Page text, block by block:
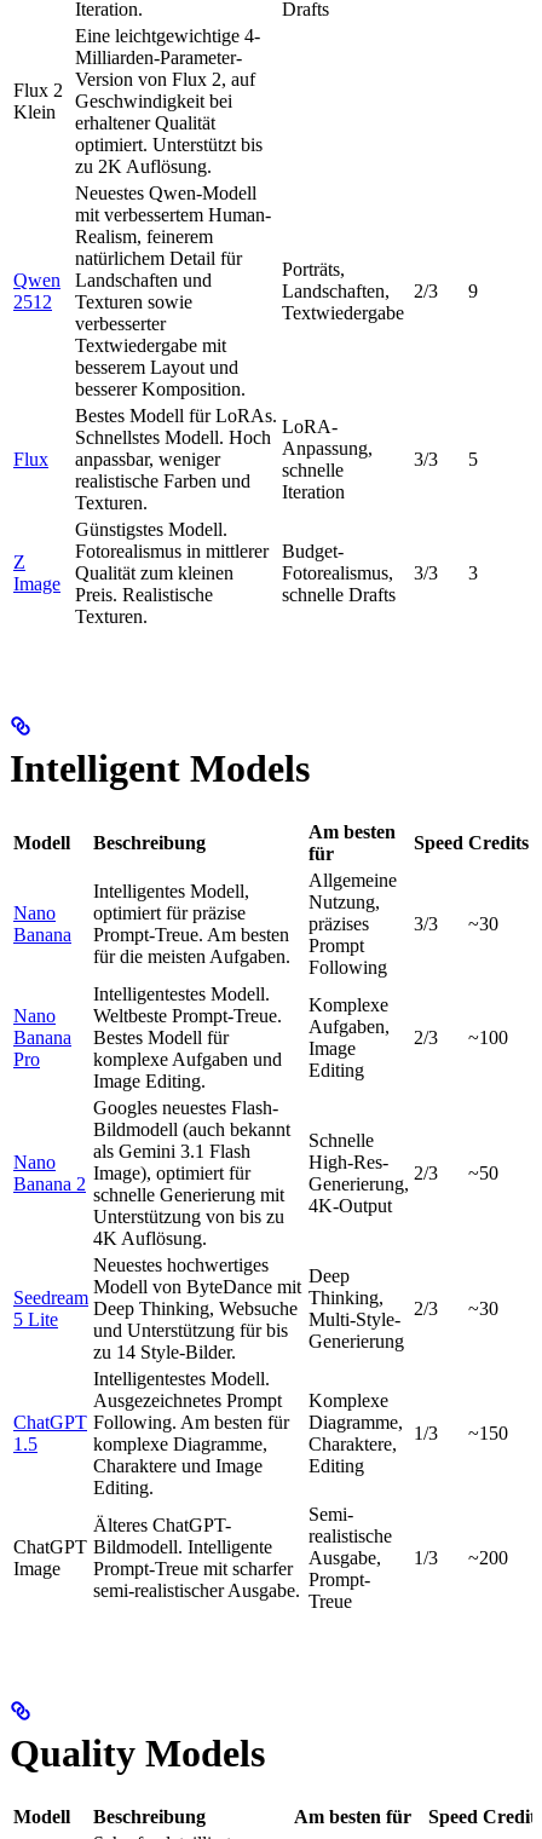
Iteration. Drafts
Flux 2
Klein
Eine leichtgewichtige 4-
Milliarden-Parameter-
Version von Flux 2, auf
Geschwindigkeit bei
erhaltener Qualität
optimiert. Unterstützt bis
zu 2K Auflösung.
Qwen
2512
Neuestes Qwen-Modell
mit verbessertem Human-
Realism, feinerem
natürlichem Detail für
Landschaften und
Texturen sowie
verbesserter
Textwiedergabe mit
besserem Layout und
besserer Komposition.
Porträts,
Landschaften,
Textwiedergabe
2/3 9
Flux
Bestes Modell für LoRAs.
Schnellstes Modell. Hoch
anpassbar, weniger
realistische Farben und
Texturen.
LoRA-
Anpassung,
schnelle
Iteration
3/3 5
Z
Image
Günstigstes Modell.
Fotorealismus in mittlerer
Qualität zum kleinen
Preis. Realistische
Texturen.
Budget-
Fotorealismus,
schnelle Drafts
3/3 3
Intelligent Models
Modell Beschreibung
Am besten
für
Speed Credits
Nano
Banana
Intelligentes Modell,
optimiert für präzise
Prompt-Treue. Am besten
für die meisten Aufgaben.
Allgemeine
Nutzung,
präzises
Prompt
Following
3/3 ~30
Nano
Banana
Pro
Intelligentestes Modell.
Weltbeste Prompt-Treue.
Bestes Modell für
komplexe Aufgaben und
Image Editing.
Komplexe
Aufgaben,
Image
Editing
2/3 ~100
Nano
Banana 2
Googles neuestes Flash-
Bildmodell (auch bekannt
als Gemini 3.1 Flash
Image), optimiert für
schnelle Generierung mit
Unterstützung von bis zu
4K Auflösung.
Schnelle
High-Res-
Generierung,
4K-Output
2/3 ~50
Seedream
5 Lite
Neuestes hochwertiges
Modell von ByteDance mit
Deep Thinking, Websuche
und Unterstützung für bis
zu 14 Style-Bilder.
Deep
Thinking,
Multi-Style-
Generierung
2/3 ~30
ChatGPT
1.5
Intelligentestes Modell.
Ausgezeichnetes Prompt
Following. Am besten für
komplexe Diagramme,
Charaktere und Image
Editing.
Komplexe
Diagramme,
Charaktere,
Editing
1/3 ~150
ChatGPT
Image
Älteres ChatGPT-
Bildmodell. Intelligente
Prompt-Treue mit scharfer
semi-realistischer Ausgabe.
Semi-
realistische
Ausgabe,
Prompt-
Treue
1/3 ~200
Quality Models
Modell Beschreibung Am besten für Speed Credits